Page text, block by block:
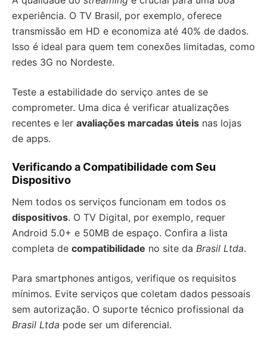
experiência. O TV Brasil, por exemplo, oferece
transmissão em HD e economiza até 40% de dados.
Isso é ideal para quem tem conexões limitadas, como
redes 3G no Nordeste.
Teste a estabilidade do serviço antes de se
comprometer. Uma dica é verificar atualizações
recentes e ler avaliações marcadas úteis nas lojas
de apps.
Verificando a Compatibilidade com Seu
Dispositivo
Nem todos os serviços funcionam em todos os
dispositivos. O TV Digital, por exemplo, requer
Android 5.0+ e 50MB de espaço. Confira a lista
completa de compatibilidade no site da Brasil Ltda.
Para smartphones antigos, verifique os requisitos
mínimos. Evite serviços que coletam dados pessoais
sem autorização. O suporte técnico profissional da
Brasil Ltda pode ser um diferencial.